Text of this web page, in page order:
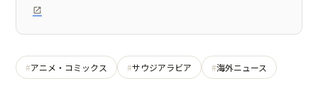
アニメ・コミックス サウジアラビア 海外ニュース